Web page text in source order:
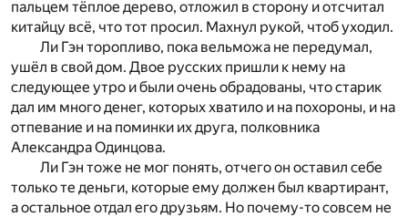
пальцем тёплое дерево, отложил в сторону и отсчитал
китайцу всё, что тот просил. Махнул рукой, чтоб уходил.
Ли Гэн торопливо, пока вельможа не передумал,
ушёл в свой дом. Двое русских пришли к нему на
следующее утро и были очень обрадованы, что старик
дал им много денег, которых хватило и на похороны, и на
отпевание и на поминки их друга, полковника
Александра Одинцова.
Ли Гэн тоже не мог понять, отчего он оставил себе
только те деньги, которые ему должен был квартирант,
а остальное отдал его друзьям. Но почему-то совсем не